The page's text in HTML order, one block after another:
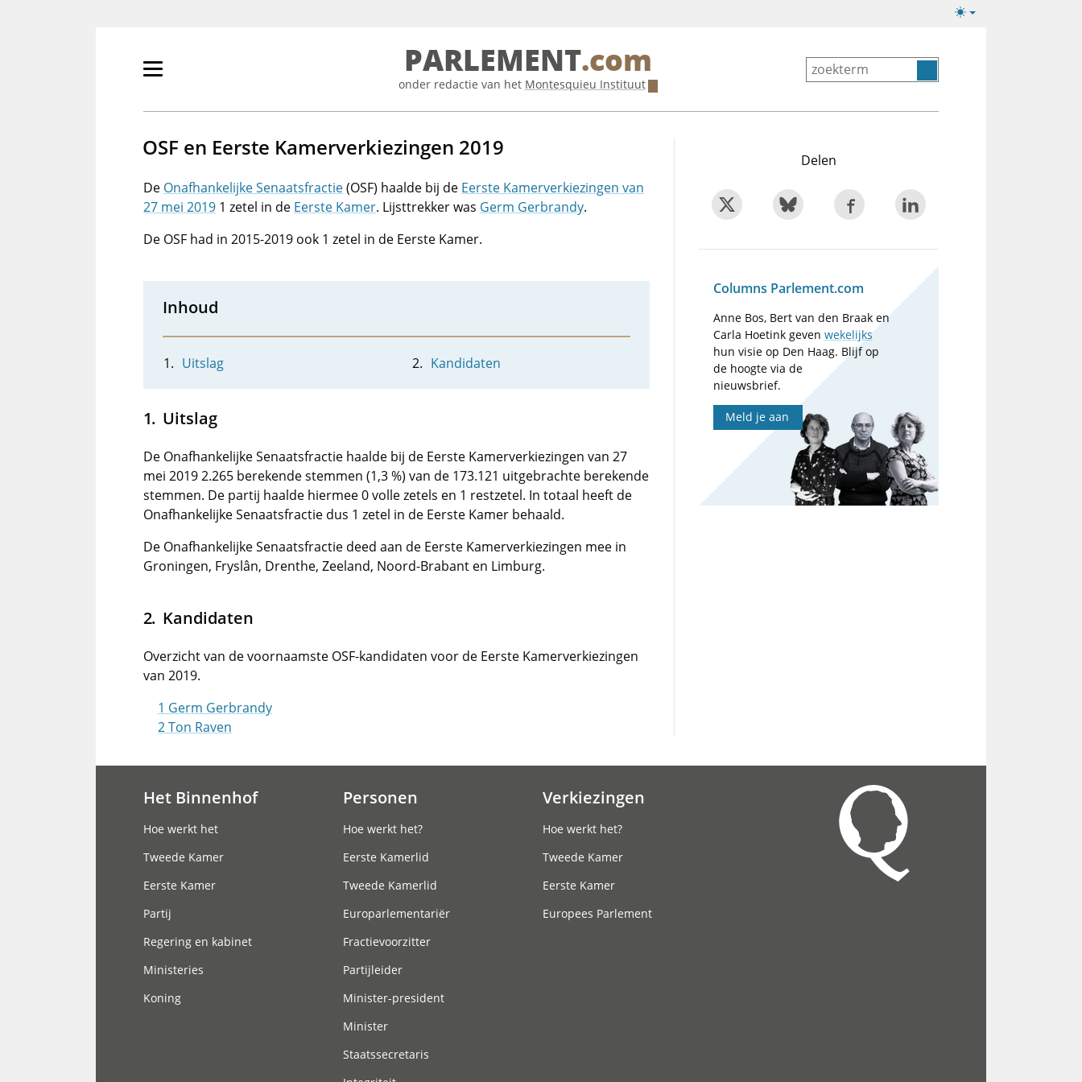
Lichte/donkere
Primair
tonen/verbergen
PARLEMENT.com
onder redactie van het Montesquieu Instituut
OSF en Eerste Kamerverkiezingen 2019
De Onafhankelijke Senaatsfractie(OSF) haalde bij de Eerste Kamerverkiezingen van
27 mei 2019 1 zetel in de Eerste Kamer. Lijsttrekker was Germ Gerbrandy.
De OSF had in 2015-2019 ook 1 zetel in de Eerste Kamer.
Inhoud
Uitslag Kandidaten
Uitslag
De Onafhankelijke Senaatsfractie haalde bij de Eerste Kamerverkiezingen van 27
mei 2019 2.265 berekende stemmen (1,3 %) van de 173.121 uitgebrachte berekende
stemmen. De partij haalde hiermee 0 volle zetels en 1 restzetel. In totaal heeft de
Onafhankelijke Senaatsfractie dus 1 zetel in de Eerste Kamer behaald.
De Onafhankelijke Senaatsfractie deed aan de Eerste Kamerverkiezingen mee in
Groningen, Fryslân, Drenthe, Zeeland, Noord-Brabant en Limburg.
Kandidaten
Overzicht van de voornaamste OSF-kandidaten voor de Eerste Kamerverkiezingen
van 2019.
1 Germ Gerbrandy
2 Ton Raven
Delen
Columns Parlement.com
Anne Bos, Bert van den Braak en
Carla Hoetink gevenwekelijks
hun visie op Den Haag. Blijf op
de hoogte via de
nieuwsbrief.
Meld je aan
Het Binnenhof
Hoe werkt het
Tweede Kamer
Eerste Kamer
Partij
Regering en kabinet
Ministeries
Koning
Personen
Hoe werkt het?
Eerste Kamerlid
Tweede Kamerlid
Europarlementariër
Fractievoorzitter
Partijleider
Minister-president
Minister
Staatssecretaris
Verkiezingen
Hoe werkt het?
Tweede Kamer
Eerste Kamer
Europees Parlement